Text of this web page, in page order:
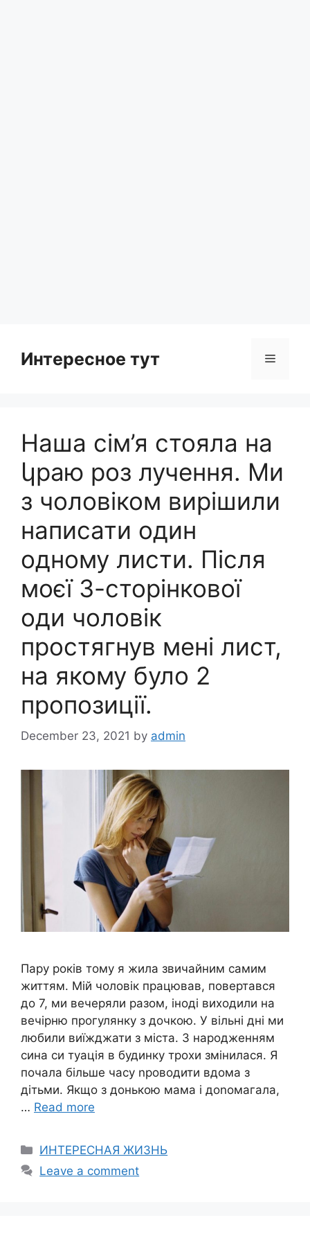
Интересное тут Menu
Наша сім’я стояла на
կраю роз лучення. Ми
з чоловіком вирішили
написати один
одному листи. Після
моєї 3-сторінкової
оди чоловік
простягнув мені лист,
на якому було 2
пропозиції.
December 23, 2021 by admin
Пару років тому я жила звичайним самим
життям. Мій чоловік працював, повертався
до 7, ми вечеряли разом, іноді виходили на
вечірню прогулянку з дочкою. У вільні дні ми
любили виїжджати з міста. З народженням
сина си туація в будинку трохи змінилася. Я
почала більше часу nроводити вдома з
дітьми. Якщо з донькою мама і доnомагала,
… Read more
Categories
ИНТЕРЕСНАЯ ЖИЗНЬ
Leave a comment